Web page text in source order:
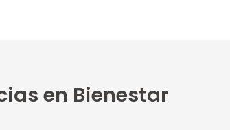
en Bienestar